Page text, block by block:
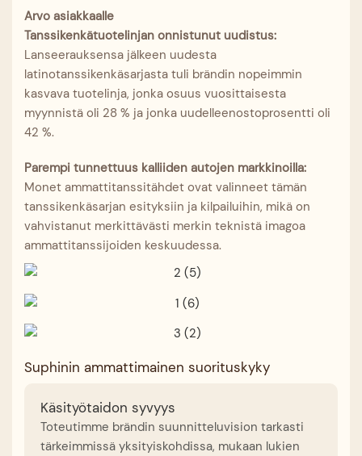
Arvo asiakkaalle
Tanssikenkätuotelinjan onnistunut uudistus:
Lanseerauksensa jälkeen uudesta
latinotanssikenkäsarjasta tuli brändin nopeimmin
kasvava tuotelinja, jonka osuus vuosittaisesta
myynnistä oli 28 % ja jonka uudelleenostoprosentti oli
42 %.
Parempi tunnettuus kalliiden autojen markkinoilla:
Monet ammattitanssitähdet ovat valinneet tämän
tanssikenkäsarjan esityksiin ja kilpailuihin, mikä on
vahvistanut merkittävästi merkin teknistä imagoa
ammattitanssijoiden keskuudessa.
Suphinin ammattimainen suorituskyky
Käsityötaidon syvyys
Toteutimme brändin suunnitteluvision tarkasti
tärkeimmissä yksityiskohdissa, mukaan lukien